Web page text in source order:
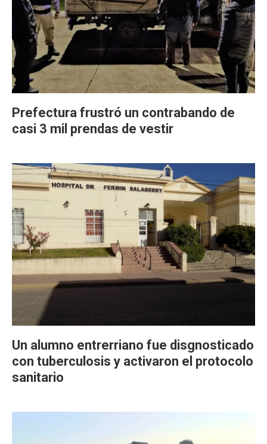
Prefectura frustró un contrabando de
casi 3 mil prendas de vestir
Un alumno entrerriano fue disgnosticado
con tuberculosis y activaron el protocolo
sanitario